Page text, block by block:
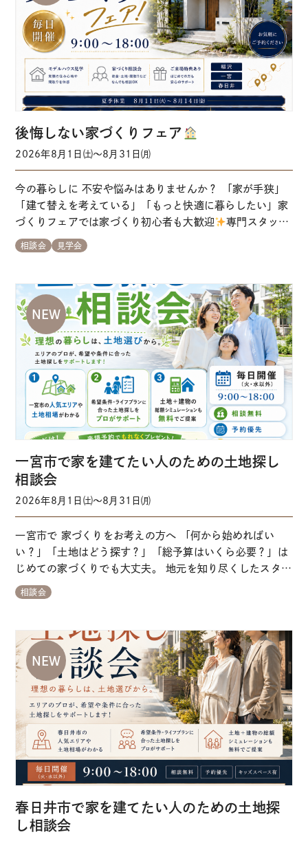
後悔しない家づくりフェア
2026年8月1日㈯～8月31日㈪
今の暮らしに 不安や悩みはありませんか？ 「家が手狭」
「建て替えを考えている」「もっと快適に暮らしたい」家
づくりフェアでは家づくり初心者も大歓迎
専門スタッフ
が、理想の住まいづくりを丁寧にサポートします。 各会場
の来場予約はこちらから ※事前にご予約いただくとスムー
をお願いします 【ガイダンス①→②にお掛…
相談会 見学会
一宮市で家を建てたい人のための土地探し
相談会
2026年8月1日㈯～8月31日㈪
一宮市で 家づくりをお考えの方へ 「何から始めればい
い？」「土地はどう探す？」「総予算はいくら必要？」は
じめての家づくりでも大丈夫。 地元を知り尽くしたスタッ
フが一から丁寧にサポートします。 来場予約はこちらから
※事前にご予約いただくとスムーズにご案内できます ※当
ンス①→②にお掛けください】↑タップで…
相談会
春日井市で家を建てたい人のための土地探
し相談会